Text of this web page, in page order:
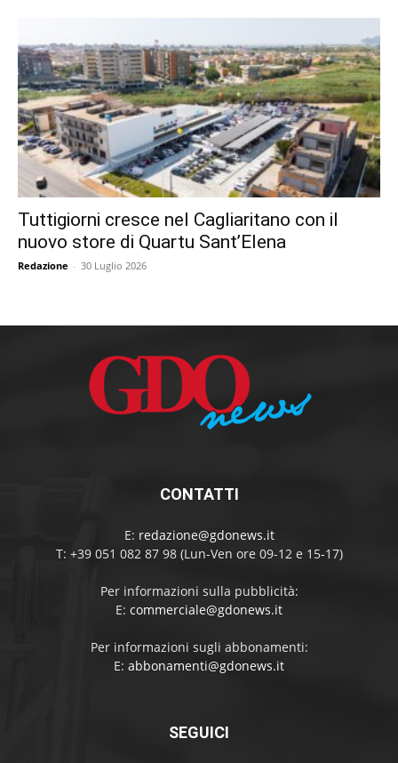
Tuttigiorni cresce nel Cagliaritano con il
nuovo store di Quartu Sant’Elena
Redazione - 30 Luglio 2026
CONTATTI
E: redazione@gdonews.it
T: +39 051 082 87 98 (Lun-Ven ore 09-12 e 15-17)
Per informazioni sulla pubblicità:
E: commerciale@gdonews.it
Per informazioni sugli abbonamenti:
E: abbonamenti@gdonews.it
SEGUICI